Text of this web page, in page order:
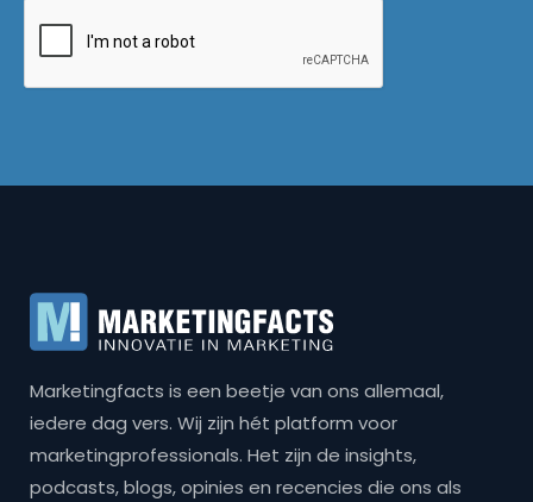
Marketingfacts is een beetje van ons allemaal,
iedere dag vers. Wij zijn hét platform voor
marketingprofessionals. Het zijn de insights,
podcasts, blogs, opinies en recencies die ons als